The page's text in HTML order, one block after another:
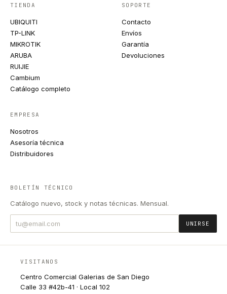
TIENDA
UBIQUITI
TP-LINK
MIKROTIK
ARUBA
RUIJIE
Cambium
Catálogo completo
SOPORTE
Contacto
Envíos
Garantía
Devoluciones
EMPRESA
Nosotros
Asesoría técnica
Distribuidores
BOLETÍN TÉCNICO
Catálogo nuevo, stock y notas técnicas. Mensual.
UNIRSE
VISITANOS
Centro Comercial Galerias de San Diego
Calle 33 #42b-41 · Local 102